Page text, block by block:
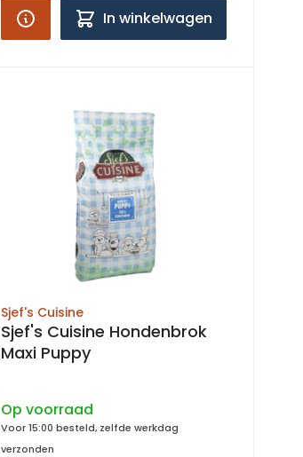
In winkelwagen
Sjef's Cuisine
Sjef's Cuisine Hondenbrok
Maxi Puppy
Op voorraad
Voor 15:00 besteld, zelfde werkdag
verzonden